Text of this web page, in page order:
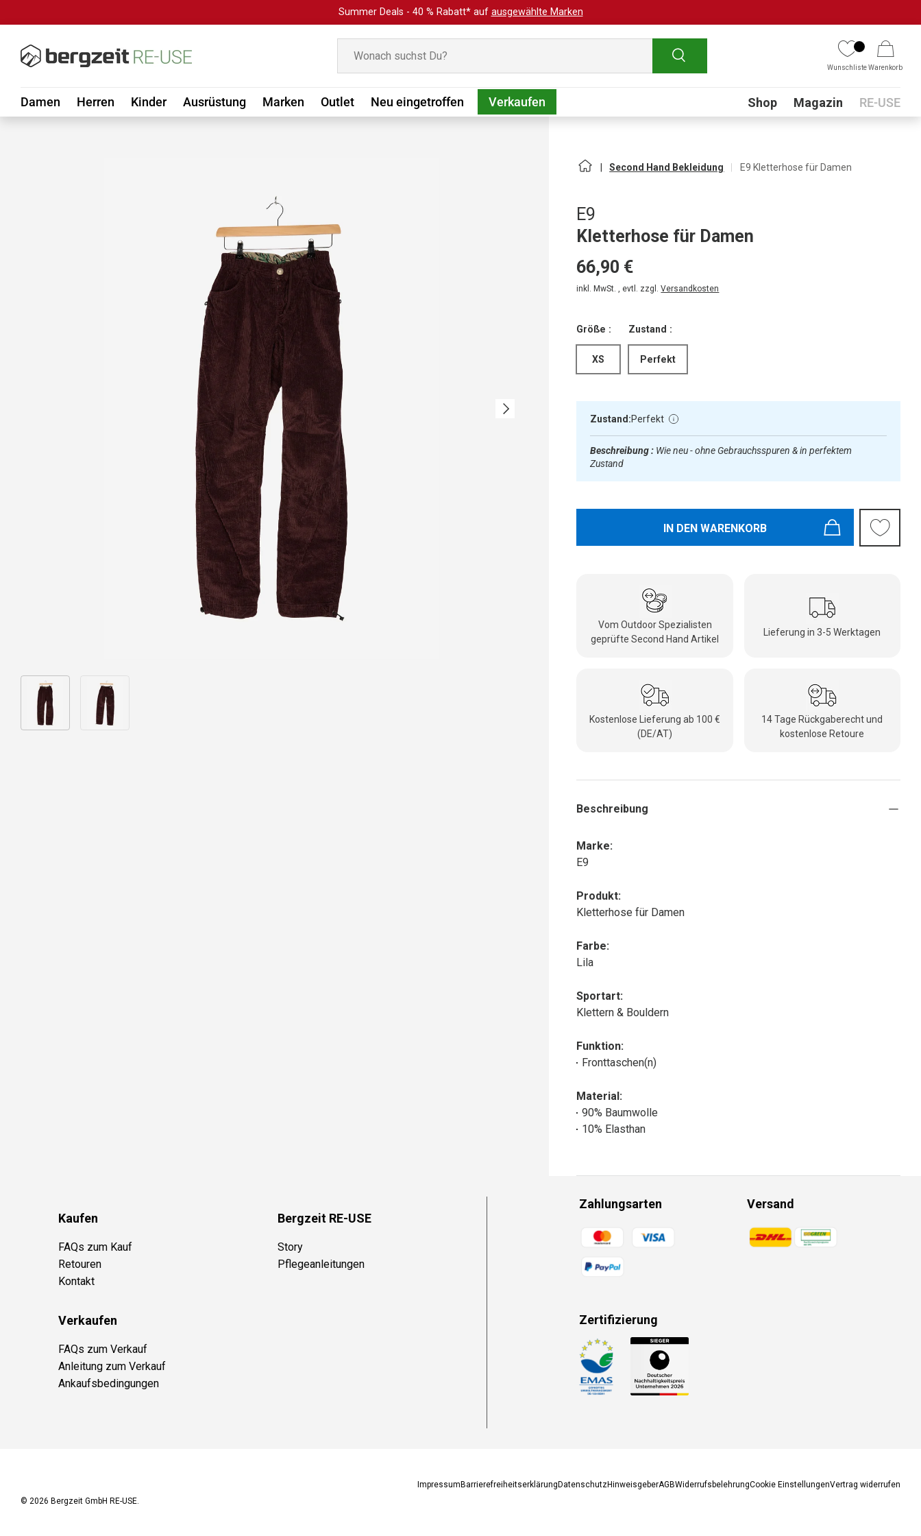
Summer Deals - 40 % Rabatt* auf ausgewählte Marken
Suchen
WunschlisteWarenkorb
Damen Herren Kinder Ausrüstung Marken Outlet Neu eingetroffen Verkaufen Submenu
Shop Magazin RE-USE
Nächste
Bild 1 in Galerieansicht laden
Second Hand Bekleidung E9 Kletterhose für Damen
E9
Kletterhose für Damen
66,90 €
inkl. MwSt. , evtl. zzgl.Versandkosten
Größe :
XS
Zustand :
Perfekt
Zustand:Perfekt
Beschreibung : Wie neu - ohne Gebrauchsspuren & in perfektem
Zustand
IN DEN WARENKORB
Vom Outdoor Spezialisten
geprüfte Second Hand Artikel
Lieferung in 3-5 Werktagen
Kostenlose Lieferung ab 100 €
(DE/AT)
14 Tage Rückgaberecht und
kostenlose Retoure
Beschreibung
Marke:
E9
Produkt:
Kletterhose für Damen
Farbe:
Lila
Sportart:
Klettern & Bouldern
Funktion:
Fronttaschen(n)
Material:
90% Baumwolle
10% Elasthan
Kaufen
FAQs zum Kauf
Retouren
Kontakt
Bergzeit RE-USE
Story
Pflegeanleitungen
Verkaufen
FAQs zum Verkauf
Anleitung zum Verkauf
Ankaufsbedingungen
Zahlungsarten
Zahlungsmethoden
Versand
Zahlungsmethoden
Zertifizierung
Zahlungsmethoden
Impressum Barrierefreiheitserklärung DatenschutzHinweisgeberAGBWiderrufsbelehrungCookie EinstellungenVertrag widerrufen
© 2026 Bergzeit GmbH RE-USE.